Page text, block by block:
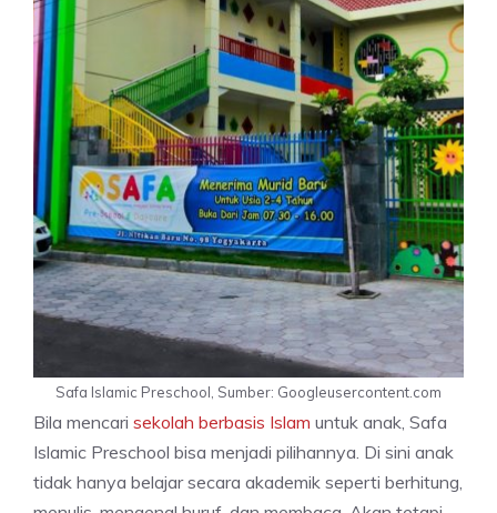
Safa Islamic Preschool, Sumber: Googleusercontent.com
Bila mencari sekolah berbasis Islam untuk anak, Safa
Islamic Preschool bisa menjadi pilihannya. Di sini anak
tidak hanya belajar secara akademik seperti berhitung,